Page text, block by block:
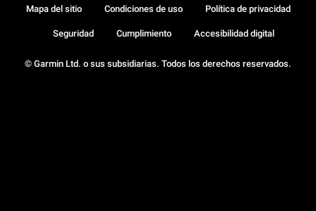
© Garmin Ltd. o sus subsidiarias. Todos los derechos reservados.
Mapa del sitio Condiciones de uso Política de privacidad
Seguridad Cumplimiento Accesibilidad digital